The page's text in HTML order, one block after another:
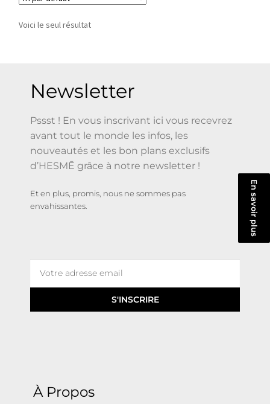
En savoir plus
Voici le seul résultat
Newsletter
Pssst ! En vous inscrivant ici vous recevrez
avant tout le monde les infos, les
nouveautés et les bon plans exclusifs
d’HESMĒ grâce à notre newsletter !
Et en plus, promis, nous ne sommes pas
envahissantes.
S'INSCRIRE
À Propos